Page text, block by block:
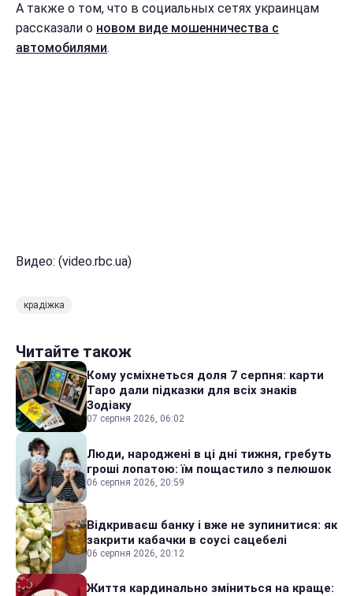
А также о том, что в социальных сетях украинцам
рассказали о новом виде мошенничества с
автомобилями.
Видео: (video.rbc.ua)
крадіжка
Читайте також
Кому усміхнеться доля 7 серпня: карти
Таро дали підказки для всіх знаків
Зодіаку
07 серпня 2026, 06:02
Люди, народжені в ці дні тижня, гребуть
гроші лопатою: їм пощастило з пелюшок
06 серпня 2026, 20:59
Відкриваєш банку і вже не зупинитися: як
закрити кабачки в соусі сацебелі
06 серпня 2026, 20:12
Життя кардинально зміниться на краще: